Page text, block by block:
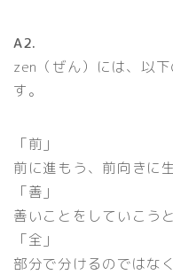
A2.
zen（ぜん）には、以
す。
「前」
前に進もう、前向きに
「善」
善いことをしていこう
「全」
部分で分けるのではな